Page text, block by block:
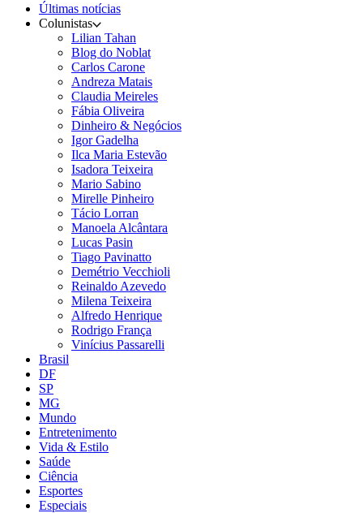
Últimas notícias
Colunistas
Lilian Tahan
Blog do Noblat
Carlos Carone
Andreza Matais
Claudia Meireles
Fábia Oliveira
Dinheiro & Negócios
Igor Gadelha
Ilca Maria Estevão
Isadora Teixeira
Mario Sabino
Mirelle Pinheiro
Tácio Lorran
Manoela Alcântara
Lucas Pasin
Tiago Pavinatto
Demétrio Vecchioli
Reinaldo Azevedo
Milena Teixeira
Alfredo Henrique
Rodrigo França
Vinícius Passarelli
Brasil
DF
SP
MG
Mundo
Entretenimento
Vida & Estilo
Saúde
Ciência
Esportes
Especiais